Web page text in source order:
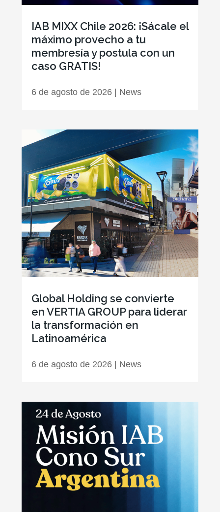
IAB MIXX Chile 2026: ¡Sácale el
máximo provecho a tu
membresía y postula con un
caso GRATIS!
6 de agosto de 2026| News
Global Holding se convierte
en VERTIA GROUP para liderar
la transformación en
Latinoamérica
6 de agosto de 2026| News